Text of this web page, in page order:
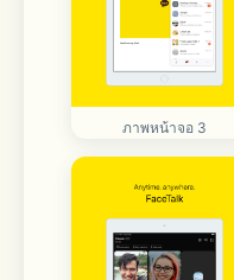
ภาพหน้าจอ 3